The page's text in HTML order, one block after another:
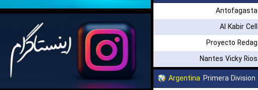
Antofagasta
Al Kabir Cell
Proyecto Redag
Nantes Vicky Rios
Argentina Primera Division